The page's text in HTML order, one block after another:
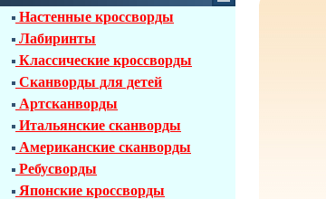
Настенные кроссворды
Лабиринты
Классические кроссворды
Сканворды для детей
Артсканворды
Итальянские сканворды
Американские сканворды
Ребусворды
Японские кроссворды